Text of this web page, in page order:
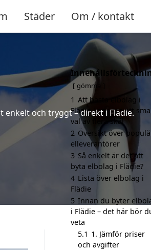
Städer Om / kontakt
och tryggt – direkt i Flädie.
gömma
1 Att bästa elbolag i
Flädie kan vara ett
val av flera skäl
2 Översikt över
elleverantörer
3 Så enkelt är det att
byta elbolag i Flädie?
4 Lista över elbolag i
Flädie
5 Innan du byter
i Flädie – det här bör
veta
5.1 1. Jämför priser
och avgifter